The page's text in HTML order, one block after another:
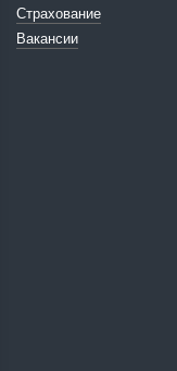
Страхование
Вакансии